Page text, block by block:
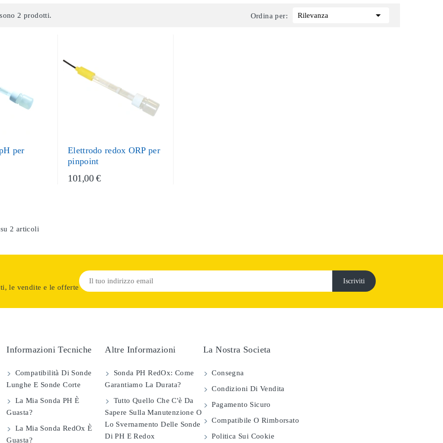
2 prodotti. Ordina per: Rilevanza 
per
Elettrodo redox ORP per
pinpoint
101,00 €
2 articoli
le vendite e le offerte
Informazioni Tecniche
Compatibilità Di Sonde
Lunghe E Sonde Corte
La Mia Sonda PH È
Guasta?
La Mia Sonda RedOx È
Guasta?
Altre Informazioni
Sonda PH RedOx: Come
Garantiamo La Durata?
Tutto Quello Che C'è Da
Sapere Sulla Manutenzione O
Lo Svernamento Delle Sonde
Di PH E Redox
La Nostra Societa
Consegna
Condizioni Di Vendita
Pagamento Sicuro
Compatibile O Rimborsato
Politica Sui Cookie